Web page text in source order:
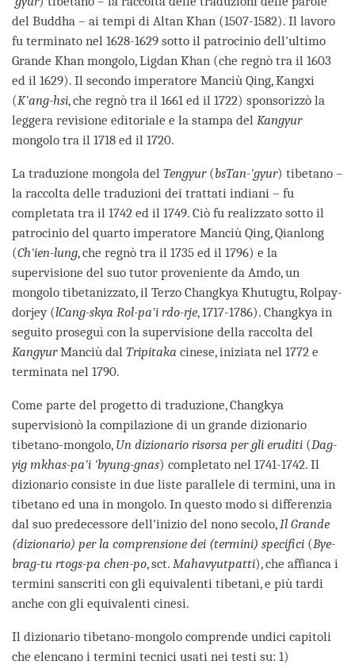
del Buddha – ai tempi di Altan Khan (1507-1582). Il lavoro
fu terminato nel 1628-1629 sotto il patrocinio dell'ultimo
Grande Khan mongolo, Ligdan Khan (che regnò tra il 1603
ed il 1629). Il secondo imperatore Manciù Qing, Kangxi
(K'ang-hsi, che regnò tra il 1661 ed il 1722) sponsorizzò la
leggera revisione editoriale e la stampa del Kangyur
mongolo tra il 1718 ed il 1720.
La traduzione mongola del Tengyur(bsTan-'gyur) tibetano –
la raccolta delle traduzioni dei trattati indiani – fu
completata tra il 1742 ed il 1749. Ciò fu realizzato sotto il
patrocinio del quarto imperatore Manciù Qing, Qianlong
(Ch'ien-lung, che regnò tra il 1735 ed il 1796) e la
supervisione del suo tutor proveniente da Amdo, un
mongolo tibetanizzato, il Terzo Changkya Khutugtu, Rolpay-
dorjey (lCang-skya Rol-pa'i rdo-rje, 1717-1786). Changkya in
seguito proseguì con la supervisione della raccolta del
KangyurManciù dal Tripitaka cinese, iniziata nel 1772 e
terminata nel 1790.
Come parte del progetto di traduzione, Changkya
supervisionò la compilazione di un grande dizionario
tibetano-mongolo, Un dizionario risorsa per gli eruditi (Dag-
yig mkhas-pa'i 'byung-gnas) completato nel 1741-1742. Il
dizionario consiste in due liste parallele di termini, una in
tibetano ed una in mongolo. In questo modo si differenzia
dal suo predecessore dell'inizio del nono secolo, Il Grande
(dizionario) per la comprensione dei (termini) specifici (Bye-
brag-tu rtogs-pa chen-po, sct. Mahavyutpatti), che affianca i
termini sanscriti con gli equivalenti tibetani, e più tardi
anche con gli equivalenti cinesi.
Il dizionario tibetano-mongolo comprende undici capitoli
che elencano i termini tecnici usati nei testi su: 1)